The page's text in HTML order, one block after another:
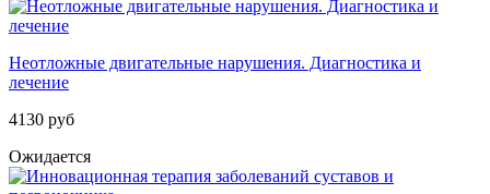
Неотложные двигательные нарушения. Диагностика и
лечение
4130 руб
Ожидается